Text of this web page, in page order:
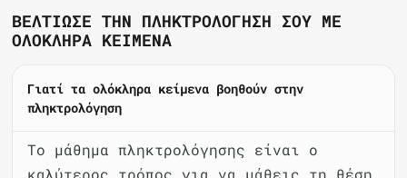
ΒΕΛΤΊΩΣΕ ΤΗΝ ΠΛΗΚΤΡΟΛΌΓΗΣΉ ΣΟΥ ΜΕ
ΟΛΌΚΛΗΡΑ ΚΕΊΜΕΝΑ
Γιατί τα ολόκληρα κείμενα βοηθούν στην
πληκτρολόγηση
Το μάθημα πληκτρολόγησης είναι ο
καλύτερος τρόπος για να μάθεις τη θέση